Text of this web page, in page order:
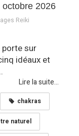
2026
Reiki
porte sur
idéaux et
Lire la suite...
chakras
naturel